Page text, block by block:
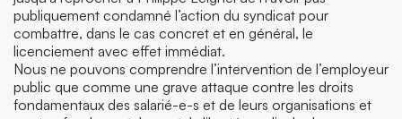
publiquement condamné l’action du syndicat pour
combattre, dans le cas concret et en général, le
licenciement avec effet immédiat.
Nous ne pouvons comprendre l’intervention de l’employeur
public que comme une grave attaque contre les droits
fondamentaux des salarié-e-s et de leurs organisations et